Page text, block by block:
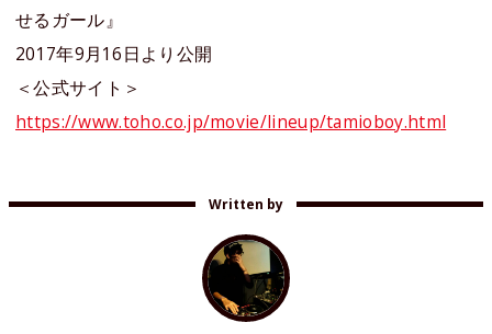
せるガール』
2017年9月16日より公開
＜公式サイト＞
https://www.toho.co.jp/movie/lineup/tamioboy.html
Written by